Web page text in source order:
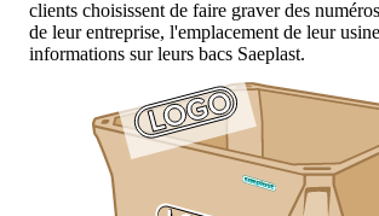
clients choisissent de faire graver des
de leur entreprise, l'emplacement de leur
informations sur leurs bacs Saeplast.